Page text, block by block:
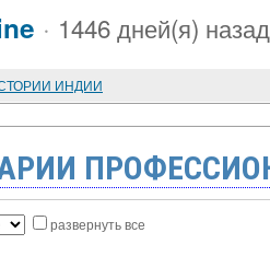
· 1446 дней(я) назад
ИНДИИ
развернуть все